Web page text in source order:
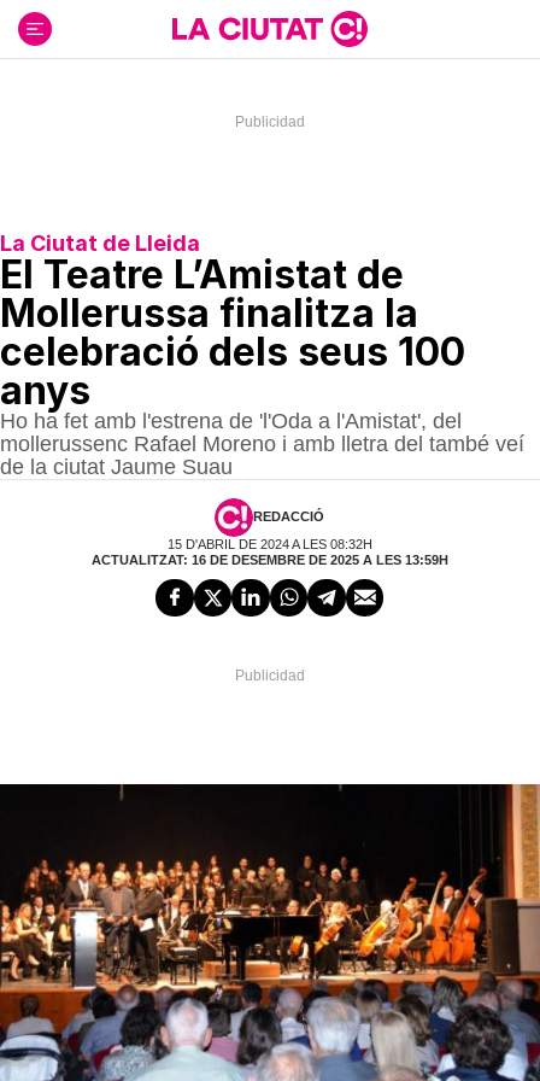
contenido
La Ciutat de Lleida
El Teatre L’Amistat de
Mollerussa finalitza la
celebració dels seus 100
anys
Ho ha fet amb l'estrena de 'l'Oda a l'Amistat', del
mollerussenc Rafael Moreno i amb lletra del també veí
de la ciutat Jaume Suau
REDACCIÓ
15 D'ABRIL DE 2024 A LES 08:32H
ACTUALITZAT: 16 DE DESEMBRE DE 2025 A LES 13:59H